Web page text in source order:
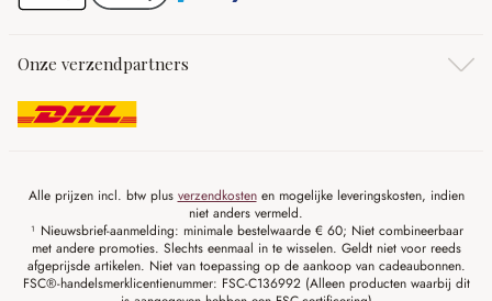
Onze verzendpartners
Alle prijzen incl. btw plus verzendkostenen mogelijke leveringskosten, indien
niet anders vermeld.
¹ Nieuwsbrief-aanmelding: minimale bestelwaarde € 60; Niet combineerbaar
met andere promoties. Slechts eenmaal in te wisselen. Geldt niet voor reeds
afgeprijsde artikelen. Niet van toepassing op de aankoop van cadeaubonnen.
FSC®-handelsmerklicentienummer: FSC-C136992 (Alleen producten waarbij dit